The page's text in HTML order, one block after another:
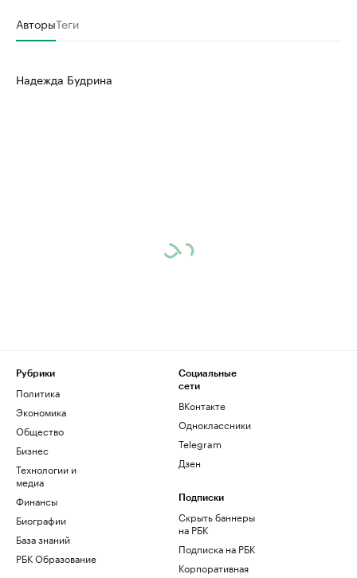
АвторыТеги
Надежда Будрина
Рубрики
Политика
Экономика
Общество
Бизнес
Технологии и
медиа
Финансы
Биографии
База знаний
РБК Образование
Социальные
сети
ВКонтакте
Одноклассники
Telegram
Дзен
Подписки
Скрыть баннеры
на РБК
Подписка на РБК
Корпоративная